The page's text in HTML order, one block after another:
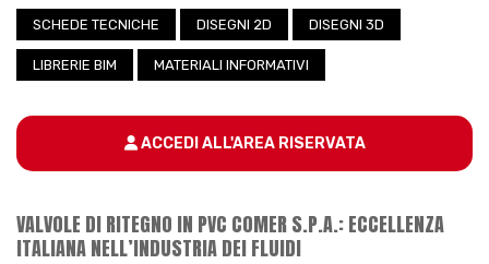
SCHEDE TECNICHE DISEGNI 2D DISEGNI 3D
LIBRERIE BIM MATERIALI INFORMATIVI
ACCEDI ALL'AREA RISERVATA
VALVOLE DI RITEGNO IN PVC COMER S.P.A.: ECCELLENZA
ITALIANA NELL’INDUSTRIA DEI FLUIDI